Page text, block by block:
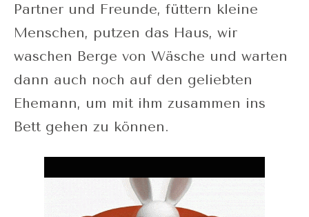
Partner und Freunde, füttern kleine
Menschen, putzen das Haus, wir
waschen Berge von Wäsche und warten
dann auch noch auf den geliebten
Ehemann, um mit ihm zusammen ins
Bett gehen zu können.